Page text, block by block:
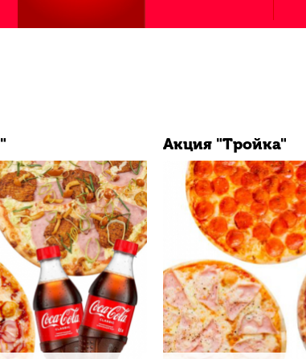
Акция "Тройка"